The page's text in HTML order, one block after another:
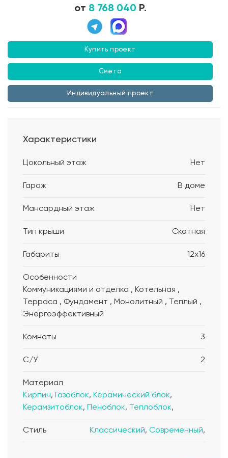
от 8 768 040 Р.
Купить проект
Смета
Индивидуальный проект
Характеристики
Цокольный этаж Нет
Гараж В доме
Мансардный этаж Нет
Тип крыши Скатная
Габариты 12x16
Особенности
Коммуникациями и отделка , Котельная ,
Терраса , Фундамент , Монолитный , Теплый ,
Энергоэффективный
Комнаты 3
С/У 2
Материал
Кирпич, Газоблок, Керамический блок,
Керамзитоблок, Пеноблок, Теплоблок,
Стиль Классический, Современный,